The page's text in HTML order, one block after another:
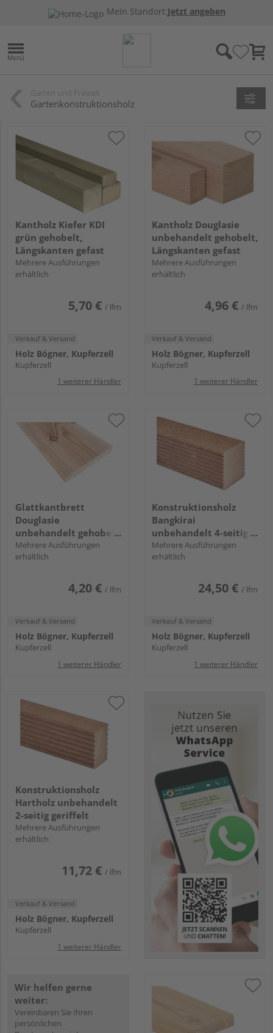
Mein Standort:Jetzt angeben
Gartenkonstruktionsholz
Kantholz Kiefer KDI
grün gehobelt,
Längskanten gefast
Mehrere Ausführungen
erhältlich
5,70 € / lfm
Verkauf & Versand
Holz Bögner, Kupferzell
Kupferzell
1 weiterer Händler
Kantholz Douglasie
unbehandelt gehobelt,
Längskanten gefast
Mehrere Ausführungen
erhältlich
4,96 € / lfm
Verkauf & Versand
Holz Bögner, Kupferzell
Kupferzell
1 weiterer Händler
Glattkantbrett
Douglasie
unbehandelt gehobelt
hobelfallend
Mehrere Ausführungen
erhältlich
4,20 € / lfm
Verkauf & Versand
Holz Bögner, Kupferzell
Kupferzell
1 weiterer Händler
Konstruktionsholz
Bangkirai
unbehandelt 4-seitig
geriffelt
Mehrere Ausführungen
erhältlich
24,50 € / lfm
Verkauf & Versand
Holz Bögner, Kupferzell
Kupferzell
1 weiterer Händler
Konstruktionsholz
Hartholz unbehandelt
2-seitig geriffelt
Mehrere Ausführungen
erhältlich
11,72 € / lfm
Verkauf & Versand
Holz Bögner, Kupferzell
Kupferzell
1 weiterer Händler
Wir helfen gerne
weiter:
Vereinbaren Sie Ihren
persönlichen